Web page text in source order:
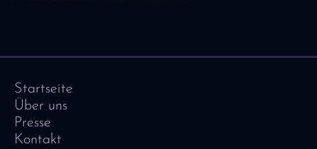
Startseite
Über uns
Presse
Kontakt